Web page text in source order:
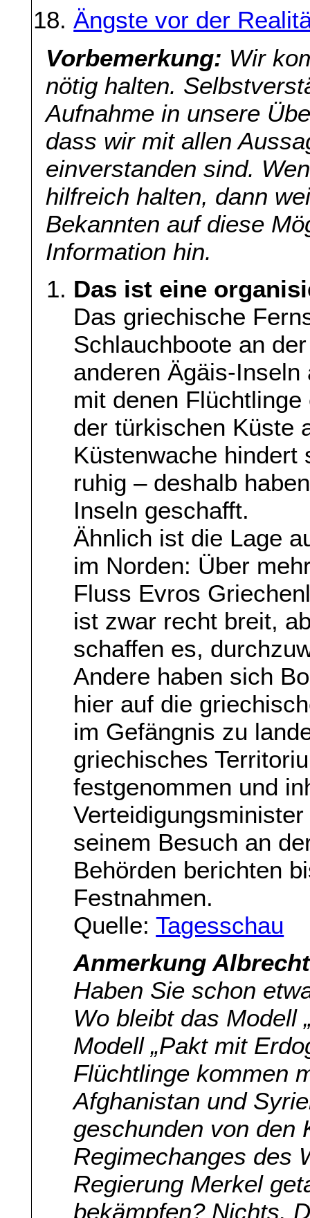
Ängste vor der
Vorbemerkung: Wir
nötig halten.
Aufnahme in unsere
dass wir mit allen
einverstanden sind.
hilfreich halten, dann
Bekannten auf diese
Information hin.
Das ist eine
Das griechische
Schlauchboote an
anderen Ägäis-
mit denen
der türkischen Küste
Küstenwache
ruhig – deshalb
Inseln geschafft.
Ähnlich ist die Lage
im Norden: Über
Fluss Evros
ist zwar recht breit,
schaffen es,
Andere haben sich
hier auf die
im Gefängnis zu
griechisches
festgenommen und
seinem Besuch an
Behörden berichten
Festnahmen.
Quelle:Tagesschau
Anmerkung
Haben Sie schon
Wo bleibt das Modell
Modell „Pakt mit
Flüchtlinge kommen
Afghanistan und
geschunden von den
Regimechanges des
Regierung Merkel
bekämpfen? Nichts.